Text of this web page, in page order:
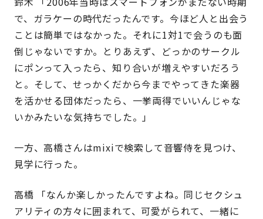
で、ガラケーの時代だったんです。今ほど人と出会う
ことは簡単ではなかった。それに1対1で会うのも面
倒じゃないですか。とりあえず、どっかのサークル
にポンって入ったら、知り合いが増えやすいだろう
と。そして、せっかくだから今までやってきた楽器
を活かせる団体だったら、一挙両得でいいんじゃな
いかみたいな気持ちでした。」
一方、高橋さんはmixiで検索して音響侍を見つけ、
見学に行った。
高橋 「なんか楽しかったんですよね。同じセクシュ
アリティの方々に囲まれて、可愛がられて、一緒に